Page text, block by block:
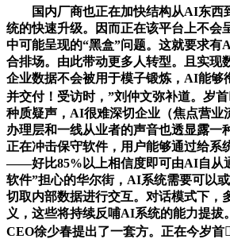
国内厂商也正在加快结构从AI东西
统的快速升级。因而正在该平台上不会
中可能呈现的“黑盒”问题。这就要求有
合排场。由此带动更多人转型。且实现
企业数据不会被用于模子锻炼，AI能够
并交付！受访时，”刘仲文弥补道。岁
种质疑声，AI很难深切企业（焦点营业
办理层和一线从业者的声音也透显露一
正在冲击保守软件，用户能够通过给系
——好比85%以上相信度即可由AI自从
软件”担心的华尔街，AI系统需要可以
切取内部数据进行交互。对话模式下，
义，这些将持续反哺AI系统的能力提拔
CEO徐少春提出了一套方。正在今岁首